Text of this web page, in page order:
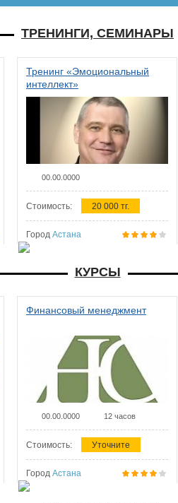
ТРЕНИНГИ, СЕМИНАРЫ
Тренинг «Эмоциональный
интеллект»
00.00.0000
Стоимость: 20 000 тг.
Город Астана
КУРСЫ
Финансовый менеджмент
00.00.0000 12 часов
Стоимость: Уточните
Город Астана